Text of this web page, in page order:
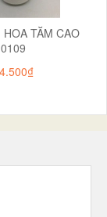
HOA TĂM CAO
0109